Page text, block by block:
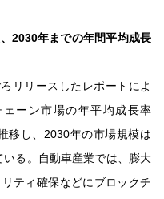
2030年までの年間平均成長
リリースしたレポートによ
ーン市場の年平均成長率
移し、2030年の市場規模は
る。自動車産業では、膨大
ティ確保などにブロックチ